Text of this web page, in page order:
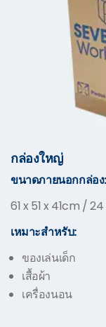
กล่องใหญ่
ขนาดภายนอกกล่อง:
61 x 51 x 41cm / 24
เหมาะสำหรับ:
ของเล่นเด็ก
เสื้อผ้า
เครื่องนอน